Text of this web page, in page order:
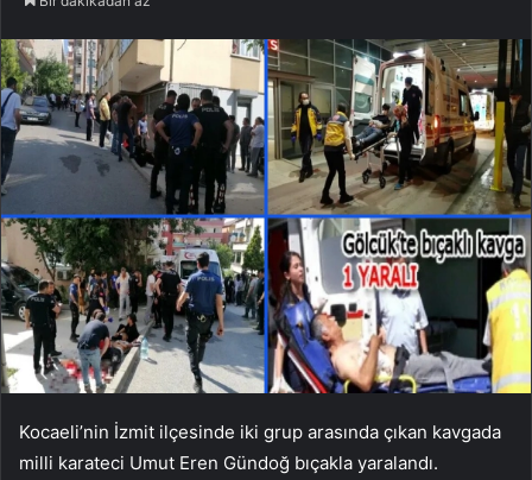
Kocaeli’nin İzmit ilçesinde iki grup arasında çıkan kavgada
milli karateci Umut Eren Gündoğ bıçakla yaralandı.